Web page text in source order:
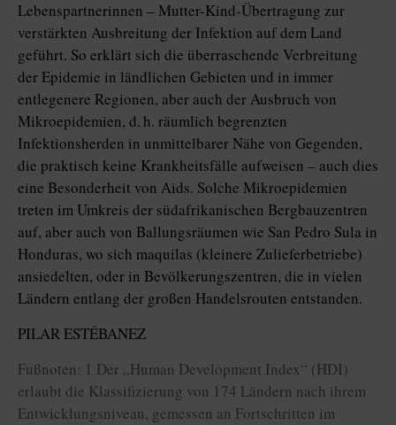
Lebenspartnerinnen – Mutter-Kind-Übertragung zur
verstärkten Ausbreitung der Infektion auf dem Land
geführt. So erklärt sich die überraschende Verbreitung
der Epidemie in ländlichen Gebieten und in immer
entlegenere Regionen, aber auch der Ausbruch von
Mikroepidemien, d. h. räumlich begrenzten
Infektionsherden in unmittelbarer Nähe von Gegenden,
die praktisch keine Krankheitsfälle aufweisen – auch dies
eine Besonderheit von Aids. Solche Mikroepidemien
treten im Umkreis der südafrikanischen Bergbauzentren
auf, aber auch von Ballungsräumen wie San Pedro Sula in
Honduras, wo sich maquilas (kleinere Zulieferbetriebe)
ansiedelten, oder in Bevölkerungszentren, die in vielen
Ländern entlang der großen Handelsrouten entstanden.
PILAR ESTÉBANEZ
Fußnoten: 1 Der „Human Development Index“ (HDI)
erlaubt die Klassifizierung von 174 Ländern nach ihrem
Entwicklungsniveau, gemessen an Fortschritten im